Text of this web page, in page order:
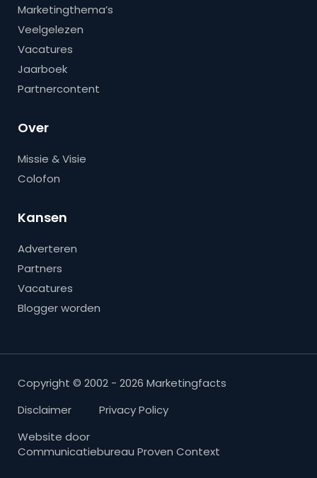
Marketingthema’s
Veelgelezen
Vacatures
Jaarboek
Partnercontent
Over
Missie & Visie
Colofon
Kansen
Adverteren
Partners
Vacatures
Blogger worden
Copyright © 2002 - 2026 Marketingfacts
Disclaimer
Privacy Policy
Website door
Communicatiebureau Proven Context